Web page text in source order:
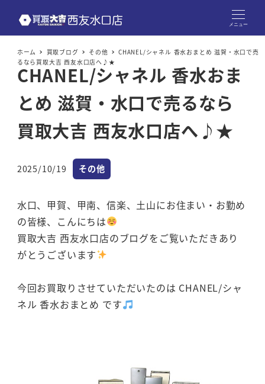
メニュー
ホーム 買取ブログ その他
CHANEL/シャネル 香水おまとめ 滋賀・水口で売
るなら買取大吉 西友水口店へ♪★
CHANEL/シャネル 香水おま
とめ 滋賀・水口で売るなら
買取大吉 西友水口店へ♪★
投稿日
2025/10/19 カテゴリー
その他
水口、甲賀、甲南、信楽、土山にお住まい・お勤め
の皆様、こんにちは
買取大吉 西友水口店のブログをご覧いただきあり
がとうございます
今回お買取りさせていただいたのは CHANEL/シャ
ネル 香水おまとめ です